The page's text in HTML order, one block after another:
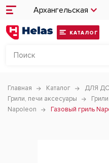
Архангельская
КАТАЛОГ
Главная Каталог
ДЛЯ
Грили, печи аксесуары
Грили
Napoleon
Газовый гриль